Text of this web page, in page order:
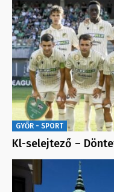
GYŐR - SPORT
Kl-selejtező –